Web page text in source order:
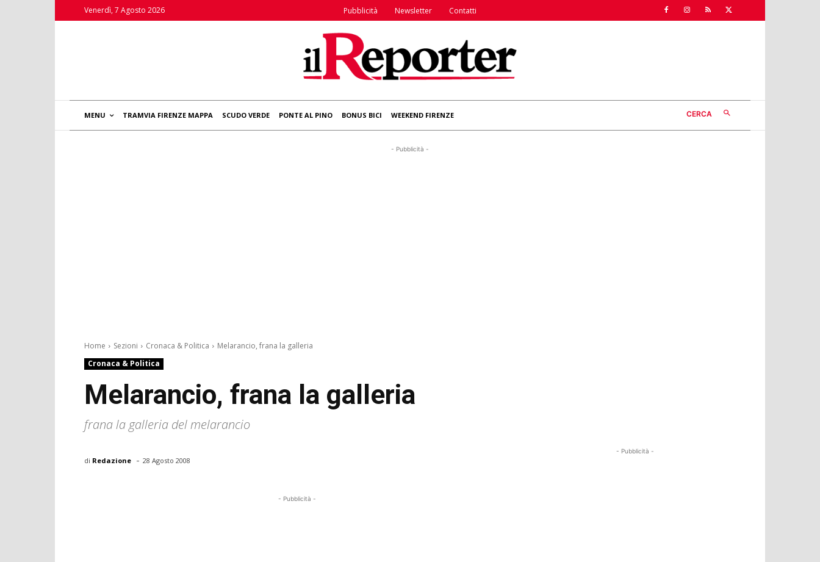
Venerdì, 7 Agosto 2026 Pubblicità Newsletter Contatti
MENU TRAMVIA FIRENZE MAPPA SCUDO VERDE PONTE AL PINO BONUS BICI WEEKEND FIRENZE CERCA
- Pubblicità -
Home Sezioni Cronaca & Politica
Melarancio, frana la galleria
Cronaca & Politica
Melarancio, frana la galleria
frana la galleria del melarancio
di Redazione - 28 Agosto 2008
- Pubblicità -
- Pubblicità -